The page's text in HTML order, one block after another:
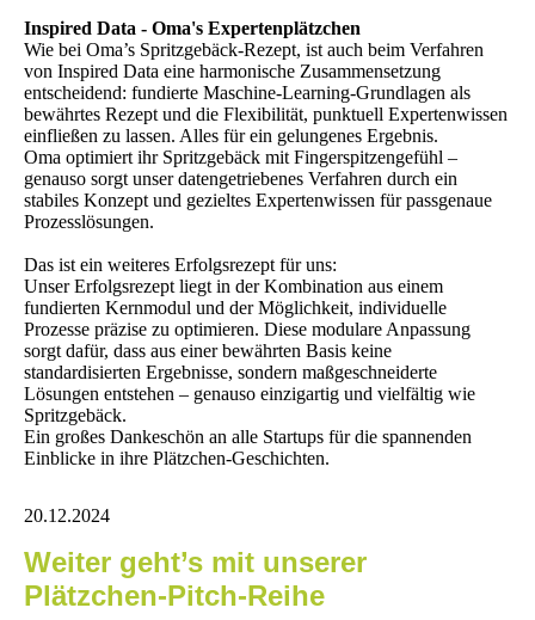
Inspired Data - Oma's Expertenplätzchen
Wie bei Oma’s Spritzgebäck-Rezept, ist auch beim Verfahren
von Inspired Data eine harmonische Zusammensetzung
entscheidend: fundierte Maschine-Learning-Grundlagen als
bewährtes Rezept und die Flexibilität, punktuell Expertenwissen
einfließen zu lassen. Alles für ein gelungenes Ergebnis.
Oma optimiert ihr Spritzgebäck mit Fingerspitzengefühl –
genauso sorgt unser datengetriebenes Verfahren durch ein
stabiles Konzept und gezieltes Expertenwissen für passgenaue
Prozesslösungen.
Das ist ein weiteres Erfolgsrezept für uns:
Unser Erfolgsrezept liegt in der Kombination aus einem
fundierten Kernmodul und der Möglichkeit, individuelle
Prozesse präzise zu optimieren. Diese modulare Anpassung
sorgt dafür, dass aus einer bewährten Basis keine
standardisierten Ergebnisse, sondern maßgeschneiderte
Lösungen entstehen – genauso einzigartig und vielfältig wie
Spritzgebäck.
Ein großes Dankeschön an alle Startups für die spannenden
Einblicke in ihre Plätzchen-Geschichten.
20.12.2024
Weiter geht’s mit unserer
Plätzchen-Pitch-Reihe